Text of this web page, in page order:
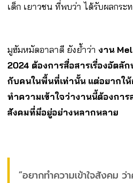
เด็ก เยาวชน ที่พบว่า ได้รับผลกระ
มูฮัมหมัดอาลาดี ยังย้ำว่า งาน
2024 ต้องการสื่อสารเรื่องอัตลั
กับคนในพื้นที่เท่านั้น แต่อยากใ
ทำความเข้าใจว่างานนี้ต้องกา
สังคมที่มีอยู่อย่างหลากหลาย
“อยากทำความเข้าใจสังคม ว่